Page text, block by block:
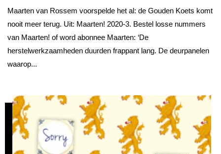
Maarten van Rossem voorspelde het al: de Gouden Koets komt
nooit meer terug. Uit: Maarten! 2020-3. Bestel losse nummers
van Maarten! of word abonnee Maarten: ‘De
herstelwerkzaamheden duurden frappant lang. De deurpanelen
waarop...